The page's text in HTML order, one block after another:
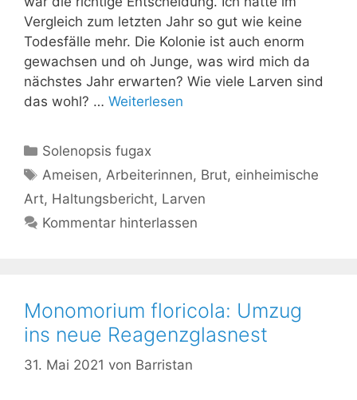
Vergleich zum letzten Jahr so gut wie keine
Todesfälle mehr. Die Kolonie ist auch enorm
gewachsen und oh Junge, was wird mich da
nächstes Jahr erwarten? Wie viele Larven sind
das wohl? … Weiterlesen
Kategorien
Solenopsis fugax
Schlagwörter
Ameisen, Arbeiterinnen, Brut, einheimische
Art, Haltungsbericht, Larven
Kommentar hinterlassen
Monomorium floricola: Umzug
ins neue Reagenzglasnest
31. Mai 2021 von Barristan